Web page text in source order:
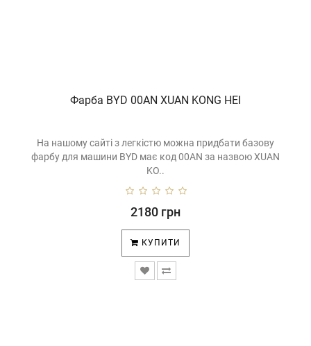
Фарба BYD 00AN XUAN KONG HEI
На нашому сайті з легкістю можна придбати базову
фарбу для машини BYD має код 00AN за назвою XUAN
KO..
2180 грн
КУПИТИ